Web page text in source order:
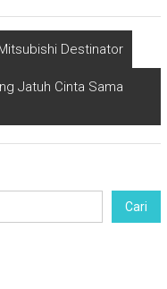
Destinator
Jatuh Cinta Sama
Cari